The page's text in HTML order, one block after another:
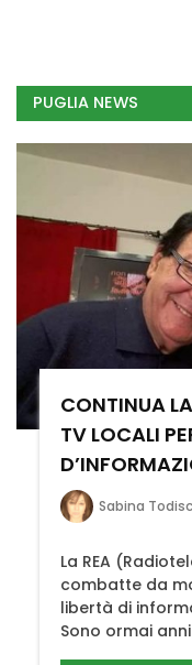
PUGLIA NEWS
CONTINUA
TV LOCALI
Sabina
La REA
combatte da
libertà di
Sono ormai anni